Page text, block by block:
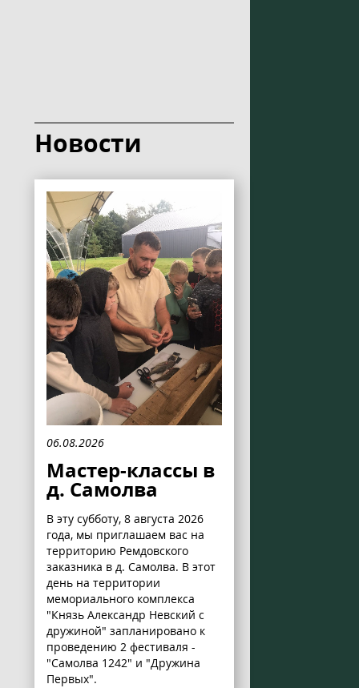
Новости
06.08.2026
Мастер-классы в
д. Самолва
В эту субботу, 8 августа 2026
года, мы приглашаем вас на
территорию Ремдовского
заказника в д. Самолва. В этот
день на территории
мемориального комплекса
"Князь Александр Невский с
дружиной" запланировано к
проведению 2 фестиваля -
"Самолва 1242" и "Дружина
Первых".